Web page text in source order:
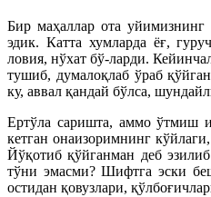
Бир маҳаллар ота уйимизнинг
эдик. Катта хумларда ёғ,
ловия, нўхат бў-ларди.
тушиб, думалоқлаб ўраб
ку, аввал қандай бўлса,
Ертўла саришта, аммо ўтмиш
кетган онаизоримнинг
Йўқотиб қўйганман деб
тўни эмасми? Шифтга эски
остидан қовузлари,